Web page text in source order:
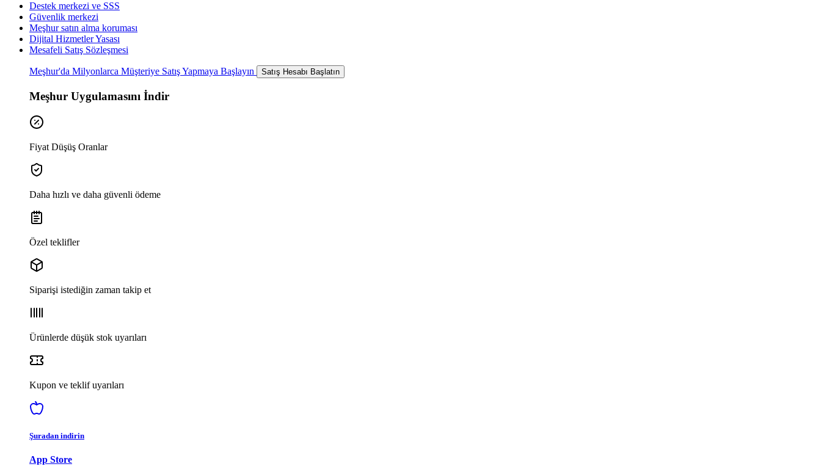
Destek merkezi ve SSS
Güvenlik merkezi
Meşhur satın alma koruması
Dijital Hizmetler Yasası
Mesafeli Satış Sözleşmesi
Meşhur'da Milyonlarca Müşteriye Satış Yapmaya Başlayın Satış Hesabı Başlatın
Meşhur Uygulamasını İndir
Fiyat Düşüş Oranlar
Daha hızlı ve daha güvenli ödeme
Özel teklifler
Siparişi istediğin zaman takip et
Ürünlerde düşük stok uyarıları
Kupon ve teklif uyarıları
Şuradan indirin
App Store